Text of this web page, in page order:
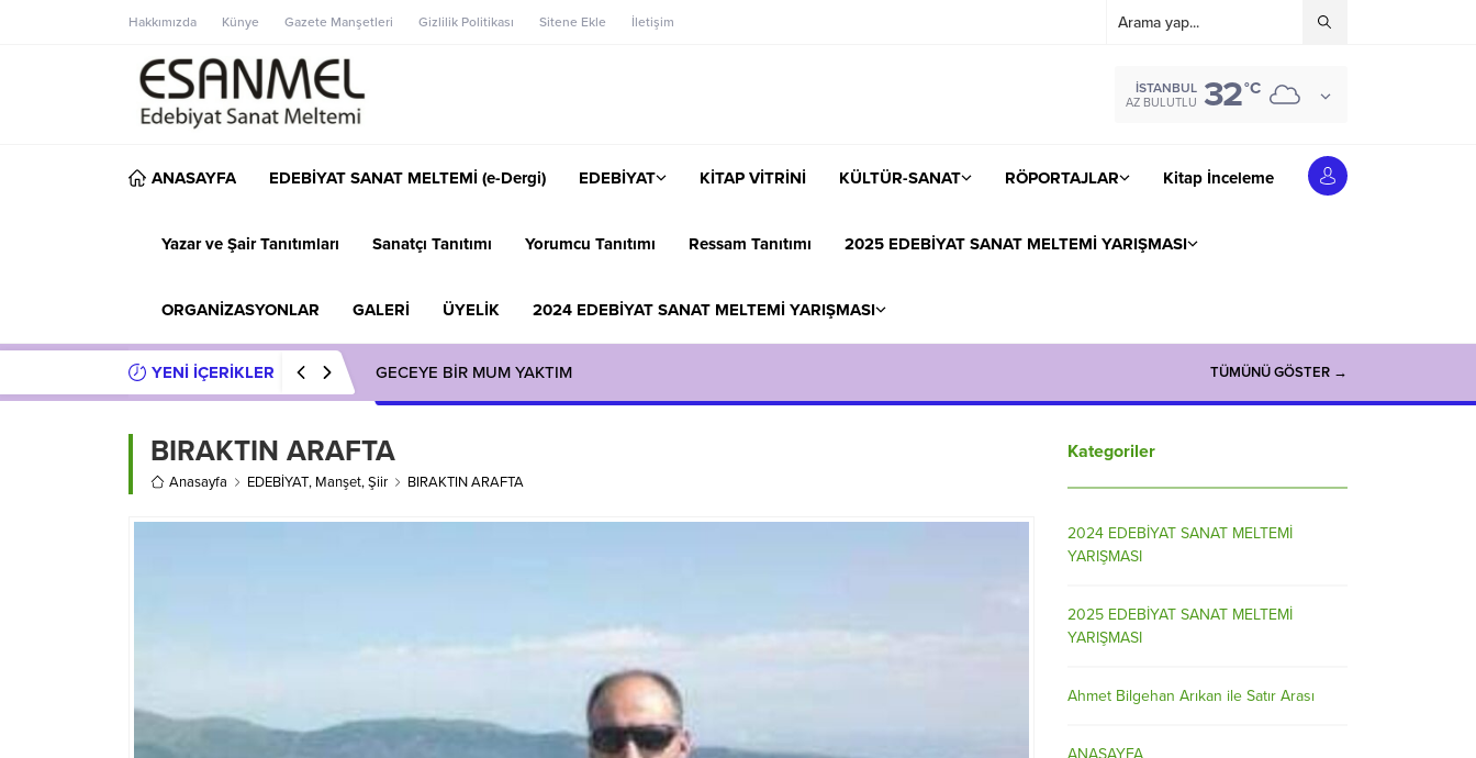
Hakkımızda Künye Gazete Manşetleri Gizlilik Politikası Sitene Ekle İletişim
İSTANBUL
AZ BULUTLU 32°C
ANASAYFA EDEBİYAT SANAT MELTEMİ (e-Dergi) EDEBİYAT KİTAP VİTRİNİ KÜLTÜR-SANAT RÖPORTAJLAR Kitap İnceleme
Yazar ve Şair Tanıtımları Sanatçı Tanıtımı Yorumcu Tanıtımı Ressam Tanıtımı 2025 EDEBİYAT SANAT MELTEMİ YARIŞMASI
ORGANİZASYONLAR GALERİ ÜYELİK 2024 EDEBİYAT SANAT MELTEMİ YARIŞMASI
YENİ İÇERİKLER GECEYE BİR MUM YAKTIM TÜMÜNÜ GÖSTER →
BIRAKTIN ARAFTA
Anasayfa EDEBİYAT, Manşet,Şiir BIRAKTIN ARAFTA
Kategoriler
2024 EDEBİYAT SANAT MELTEMİ
YARIŞMASI
2025 EDEBİYAT SANAT MELTEMİ
YARIŞMASI
Ahmet Bilgehan Arıkan ile Satır Arası
ANASAYFA